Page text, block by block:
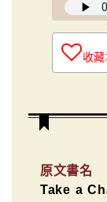
收
原文書名
Take a